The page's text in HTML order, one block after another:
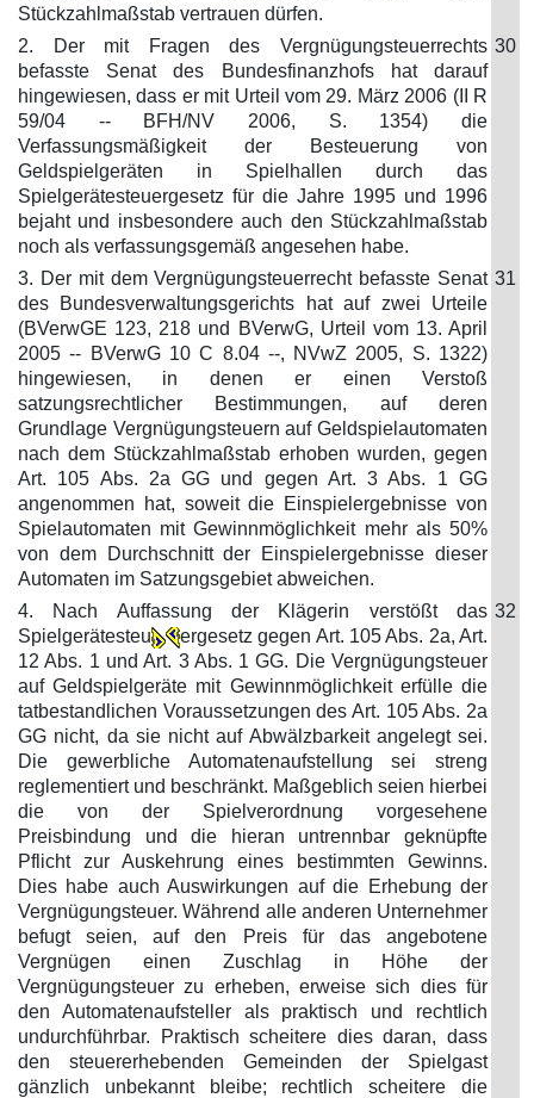
Stückzahlmaßstab vertrauen dürfen.
2. Der mit Fragen des Vergnügungsteuerrechts
befasste Senat des Bundesfinanzhofs hat darauf
hingewiesen, dass er mit Urteil vom 29. März 2006 (II R
59/04 -- BFH/NV 2006, S. 1354) die
Verfassungsmäßigkeit der Besteuerung von
Geldspielgeräten in Spielhallen durch das
Spielgerätesteuergesetz für die Jahre 1995 und 1996
bejaht und insbesondere auch den Stückzahlmaßstab
noch als verfassungsgemäß angesehen habe.
30
3. Der mit dem Vergnügungsteuerrecht befasste Senat
des Bundesverwaltungsgerichts hat auf zwei Urteile
(BVerwGE 123, 218 und BVerwG, Urteil vom 13. April
2005 -- BVerwG 10 C 8.04 --, NVwZ 2005, S. 1322)
hingewiesen, in denen er einen Verstoß
satzungsrechtlicher Bestimmungen, auf deren
Grundlage Vergnügungsteuern auf Geldspielautomaten
nach dem Stückzahlmaßstab erhoben wurden, gegen
Art. 105 Abs. 2a GG und gegen Art. 3 Abs. 1 GG
angenommen hat, soweit die Einspielergebnisse von
Spielautomaten mit Gewinnmöglichkeit mehr als 50%
von dem Durchschnitt der Einspielergebnisse dieser
Automaten im Satzungsgebiet abweichen.
31
4. Nach Auffassung der Klägerin verstößt das
Spielgerätesteu
ergesetz gegen Art. 105 Abs. 2a, Art.
12 Abs. 1 und Art. 3 Abs. 1 GG. Die Vergnügungsteuer
auf Geldspielgeräte mit Gewinnmöglichkeit erfülle die
tatbestandlichen Voraussetzungen des Art. 105 Abs. 2a
GG nicht, da sie nicht auf Abwälzbarkeit angelegt sei.
Die gewerbliche Automatenaufstellung sei streng
reglementiert und beschränkt. Maßgeblich seien hierbei
die von der Spielverordnung vorgesehene
Preisbindung und die hieran untrennbar geknüpfte
Pflicht zur Auskehrung eines bestimmten Gewinns.
Dies habe auch Auswirkungen auf die Erhebung der
Vergnügungsteuer. Während alle anderen Unternehmer
befugt seien, auf den Preis für das angebotene
Vergnügen einen Zuschlag in Höhe der
Vergnügungsteuer zu erheben, erweise sich dies für
den Automatenaufsteller als praktisch und rechtlich
undurchführbar. Praktisch scheitere dies daran, dass
den steuererhebenden Gemeinden der Spielgast
gänzlich unbekannt bleibe; rechtlich scheitere die
32